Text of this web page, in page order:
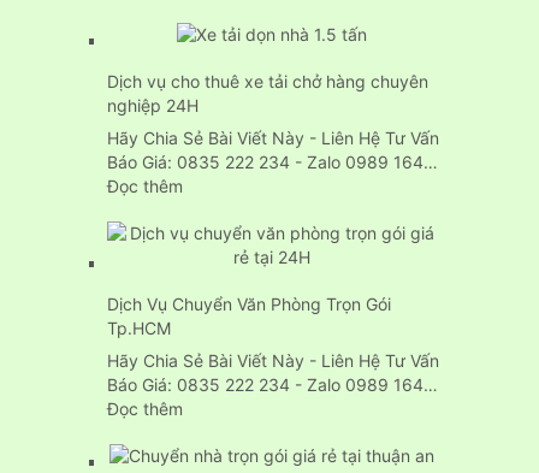
vụ
nhà
trọn
gói
24H
Dịch vụ cho thuê xe tải chở hàng chuyên
nghiệp 24H
Hãy Chia Sẻ Bài Viết Này - Liên Hệ Tư Vấn
Báo Giá: 0835 222 234 - Zalo 0989 164…
Đọc thêm:
vụ
xe
chở
hàng
24H
Dịch Vụ Chuyển Văn Phòng Trọn Gói
Tp.HCM
Hãy Chia Sẻ Bài Viết Này - Liên Hệ Tư Vấn
Báo Giá: 0835 222 234 - Zalo 0989 164…
Đọc thêm:
Vụ